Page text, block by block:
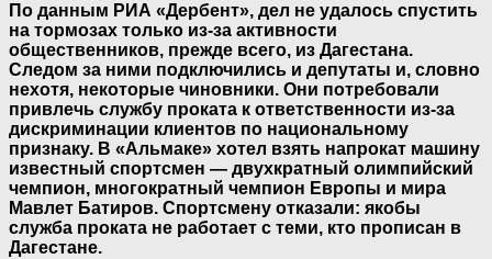
По данным РИА «Дербент», дел не удалось спустить
на тормозах только из-за активности
общественников, прежде всего, из Дагестана.
Следом за ними подключились и депутаты и, словно
нехотя, некоторые чиновники. Они потребовали
привлечь службу проката к ответственности из-за
дискриминации клиентов по национальному
признаку. В «Альмаке» хотел взять напрокат машину
известный спортсмен — двухкратный олимпийский
чемпион, многократный чемпион Европы и мира
Мавлет Батиров. Спортсмену отказали: якобы
служба проката не работает с теми, кто прописан в
Дагестане.